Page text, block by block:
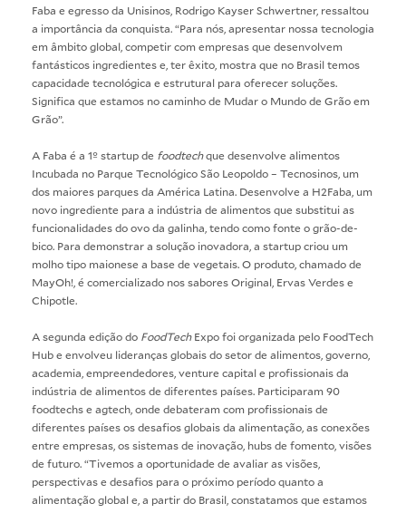
Faba e egresso da Unisinos, Rodrigo Kayser Schwertner, ressaltou
a importância da conquista. “Para nós, apresentar nossa tecnologia
em âmbito global, competir com empresas que desenvolvem
fantásticos ingredientes e, ter êxito, mostra que no Brasil temos
capacidade tecnológica e estrutural para oferecer soluções.
Significa que estamos no caminho de Mudar o Mundo de Grão em
Grão”.
A Faba é a 1º startup de foodtechque desenvolve alimentos
Incubada no Parque Tecnológico São Leopoldo – Tecnosinos, um
dos maiores parques da América Latina. Desenvolve a H2Faba, um
novo ingrediente para a indústria de alimentos que substitui as
funcionalidades do ovo da galinha, tendo como fonte o grão-de-
bico. Para demonstrar a solução inovadora, a startup criou um
molho tipo maionese a base de vegetais. O produto, chamado de
MayOh!, é comercializado nos sabores Original, Ervas Verdes e
Chipotle.
A segunda edição do FoodTechExpo foi organizada pelo FoodTech
Hube envolveu lideranças globais do setor de alimentos, governo,
academia, empreendedores, venture capital e profissionais da
indústria de alimentos de diferentes países. Participaram 90
foodtechs e agtech, onde debateram com profissionais de
diferentes países os desafios globais da alimentação, as conexões
entre empresas, os sistemas de inovação, hubs de fomento, visões
de futuro. “Tivemos a oportunidade de avaliar as visões,
perspectivas e desafios para o próximo período quanto a
alimentação global e, a partir do Brasil, constatamos que estamos